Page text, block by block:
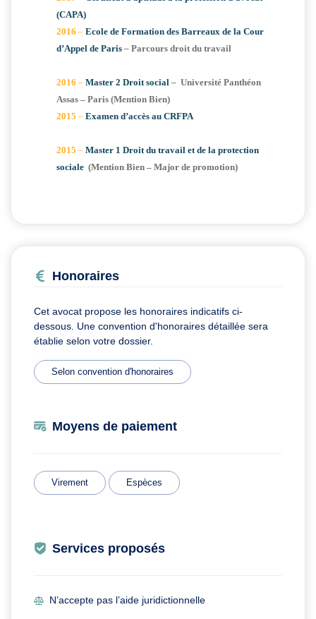
(CAPA)
2016 – Ecole de Formation des Barreaux de la Cour
d’Appel de Paris – Parcours droit du travail
2016 – Master 2 Droit social – Université Panthéon
Assas – Paris (Mention Bien)
2015 – Examen d’accès au CRFPA
2015 – Master 1 Droit du travail et de la protection
sociale (Mention Bien – Major de promotion)
Honoraires
Cet avocat propose les honoraires indicatifs ci-
dessous. Une convention d'honoraires détaillée sera
établie selon votre dossier.
Selon convention d'honoraires
Moyens de paiement
Virement Espèces
Services proposés
N’accepte pas l’aide juridictionnelle